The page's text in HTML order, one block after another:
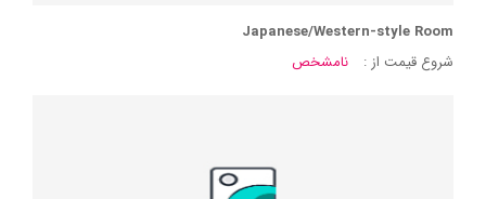
Japanese/Western-style Room
شروع قیمت از :
نامشخص